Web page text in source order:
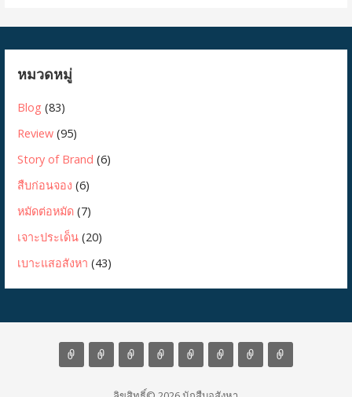
หมวดหมู่
Blog (83)
Review (95)
Story of Brand (6)
สืบก่อนจอง (6)
หมัดต่อหมัด (7)
เจาะประเด็น (20)
เบาะแสอสังหา (43)